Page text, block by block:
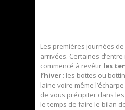
Les premières journées
arrivées. Certaines
commencé à revêtir les
l’hiver : les bottes ou
laine voire même
de vous précipiter dans
le temps de faire le bilan